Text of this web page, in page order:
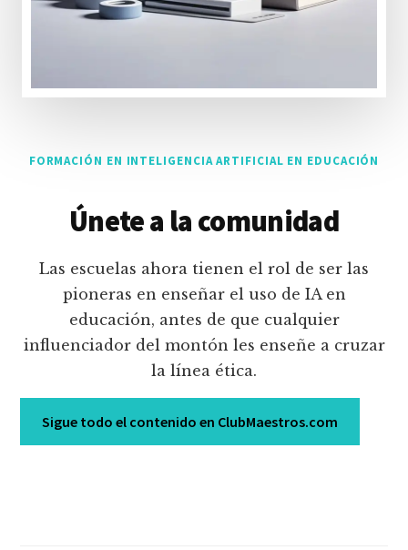
FORMACIÓN EN INTELIGENCIA ARTIFICIAL EN EDUCACIÓN
Únete a la comunidad
Las escuelas ahora tienen el rol de ser las
pioneras en enseñar el uso de IA en
educación, antes de que cualquier
influenciador del montón les enseñe a cruzar
la línea ética.
Sigue todo el contenido en ClubMaestros.com